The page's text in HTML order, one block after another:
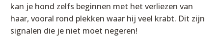
kan je hond zelfs beginnen met het verliezen van
haar, vooral rond plekken waar hij veel krabt. Dit zijn
signalen die je niet moet negeren!